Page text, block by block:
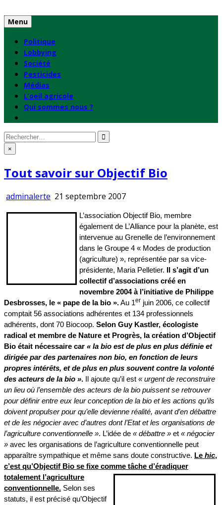
to
content
Menu
Politique
Lobbying
Société
Pesticides
Médias
L’oeil agricole
Qui sommes nous ?
Rechercher
: ×
Tout savoir sur Objectif Bio
adminalerte 21 septembre 2007
L’association Objectif Bio, membre
également de L’Alliance pour la planète, est
intervenue au Grenelle de l’environnement
dans le Groupe 4 « Modes de production
(agriculture) », représentée par sa vice-
présidente, Maria Pelletier.
Il s’agit d’un
collectif d’associations créé en
novembre 2004 à l’initiative de Philippe
Desbrosses, le « pape de la bio ».Au 1er juin 2006, ce collectif
comptait 56 associations adhérentes et 134 professionnels
adhérents, dont 70 Biocoop. Selon Guy Kastler, écologiste
radical et membre de Nature et Progrès, la création d’Objectif
Bio était nécessaire car « la bio est de plus en plus définie et
dirigée par des partenaires non bio, en fonction de leurs
propres intérêts, et de plus en plus souvent contre la volonté
des acteurs de la bio ». Il ajoute qu’il est « urgent de reconstruire
un lieu où l’ensemble des acteurs de la bio puissent se retrouver
pour définir entre eux leur conception de la bio et les actions qu’ils
doivent propulser pour qu’elle devienne réalité, avant d’en débattre
et de les négocier avec d’autres dont l’Etat et les organisations de
l’agriculture conventionnelle ». L’idée de « débattre » et « négocier
» avec les organisations de l’agriculture conventionnelle peut
apparaître sympathique et même sans doute constructive. Le hic,
c’est qu’Objectif Bio se fixe comme tâche d’éradiquer
totalement l’agriculture
conventionnelle. Selon ses
statuts, il est précisé qu’Objectif